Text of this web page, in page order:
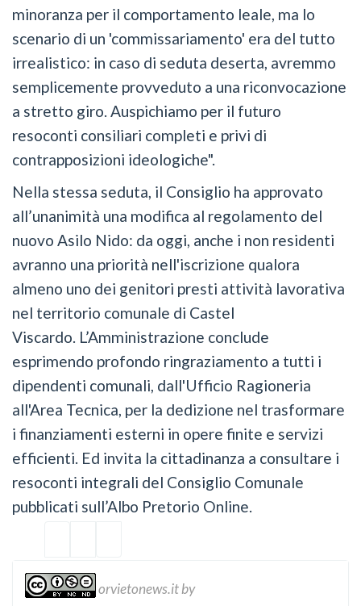
minoranza per il comportamento leale, ma lo
scenario di un 'commissariamento' era del tutto
irrealistico: in caso di seduta deserta, avremmo
semplicemente provveduto a una riconvocazione
a stretto giro. Auspichiamo per il futuro
resoconti consiliari completi e privi di
contrapposizioni ideologiche".
Nella stessa seduta, il Consiglio ha approvato
all’unanimità una modifica al regolamento del
nuovo Asilo Nido: da oggi, anche i non residenti
avranno una priorità nell'iscrizione qualora
almeno uno dei genitori presti attività lavorativa
nel territorio comunale di Castel
Viscardo. L’Amministrazione conclude
esprimendo profondo ringraziamento a tutti i
dipendenti comunali, dall'Ufficio Ragioneria
all'Area Tecnica, per la dedizione nel trasformare
i finanziamenti esterni in opere finite e servizi
efficienti. Ed invita la cittadinanza a consultare i
resoconti integrali del Consiglio Comunale
pubblicati sull’Albo Pretorio Online.
orvietonews.itby